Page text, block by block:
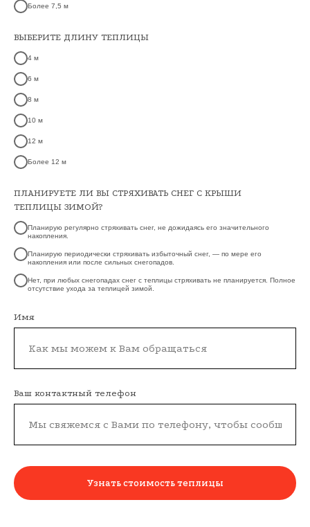
Более 7,5 м
ВЫБЕРИТЕ ДЛИНУ ТЕПЛИЦЫ
4 м
6 м
8 м
10 м
12 м
Более 12 м
ПЛАНИРУЕТЕ ЛИ ВЫ СТРЯХИВАТЬ СНЕГ С КРЫШИ
ТЕПЛИЦЫ ЗИМОЙ?
Планирую регулярно стряхивать снег, не дожидаясь его значительного
накопления.
Планирую периодически стряхивать избыточный снег, — по мере его
накопления или после сильных снегопадов.
Нет, при любых снегопадах снег с теплицы стряхивать не планируется. Полное
отсутствие ухода за теплицей зимой.
Имя
Ваш контактный телефон
Узнать стоимость теплицы